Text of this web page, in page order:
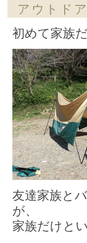
アウトド
初めて家族
友達家族と
が、
家族だけと